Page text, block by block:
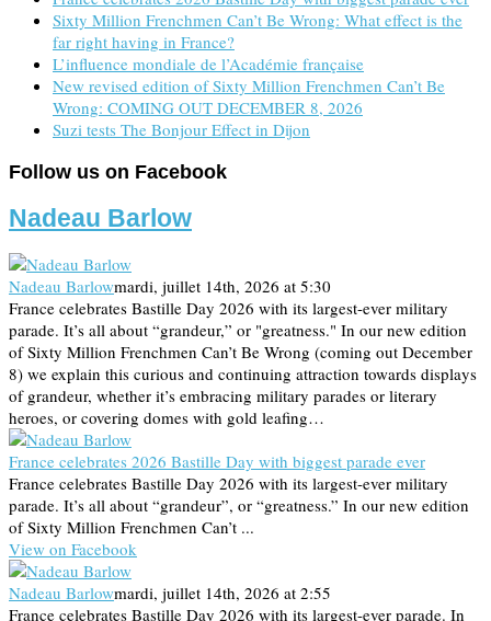
Sixty Million Frenchmen Can’t Be Wrong: What effect is the
far right having in France?
L’influence mondiale de l’Académie française
New revised edition of Sixty Million Frenchmen Can’t Be
Wrong: COMING OUT DECEMBER 8, 2026
Suzi tests The Bonjour Effect in Dijon
Follow us on Facebook
Nadeau Barlow
Nadeau Barlowmardi, juillet 14th, 2026 at 5:30
France celebrates Bastille Day 2026 with its largest-ever military
parade. It’s all about “grandeur,” or "greatness." In our new edition
of Sixty Million Frenchmen Can’t Be Wrong (coming out December
8) we explain this curious and continuing attraction towards displays
of grandeur, whether it’s embracing military parades or literary
heroes, or covering domes with gold leafing…
France celebrates 2026 Bastille Day with biggest parade ever
France celebrates Bastille Day 2026 with its largest-ever military
parade. It’s all about “grandeur”, or “greatness.” In our new edition
of Sixty Million Frenchmen Can’t ...
View on Facebook
Nadeau Barlowmardi, juillet 14th, 2026 at 2:55
France celebrates Bastille Day 2026 with its largest-ever parade. In